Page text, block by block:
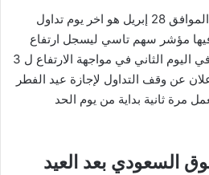
وكانت جلسة اليوم الخميس الموافق 28 إبريل هو اخر يوم تداول
مؤشر سهم تاسي ليسجل ارتفاع
0.66%. مع مواصلة الارتفاع في اليوم الثاني في مواجهة الارتفاع ل 3
عن وقف التداول لإجازة عيد الفطر
مرة ثانية بداية من يوم الحد
السعودي بعد العيد